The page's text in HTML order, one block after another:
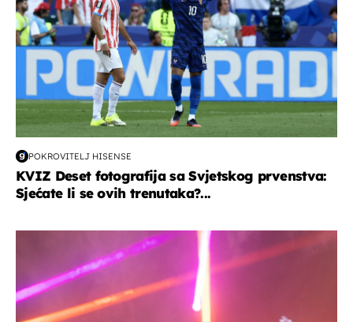
POKROVITELJ HISENSE
KVIZ Deset fotografija sa Svjetskog prvenstva:
Sjećate li se ovih trenutaka?...